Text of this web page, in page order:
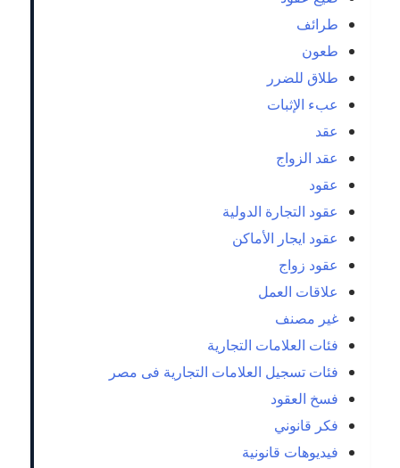
طرائف
طعون
طلاق للضرر
عبء الإثبات
عقد
عقد الزواج
عقود
عقود التجارة الدولية
عقود ايجار الأماكن
عقود زواج
علاقات العمل
غير مصنف
فئات العلامات التجارية
فئات تسجيل العلامات التجارية فى مصر
فسخ العقود
فكر قانوني
فيديوهات قانونية